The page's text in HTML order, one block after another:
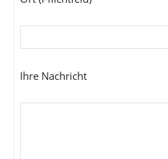
Ihre Nachricht